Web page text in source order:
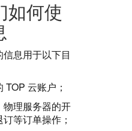
如何使
息用于以下目
云账户；
理服务器的开
等订单操作；